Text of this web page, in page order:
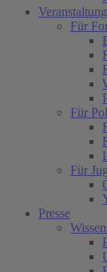
Für
Für
Für
Presse